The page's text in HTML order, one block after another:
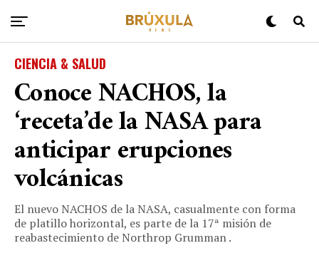
CIENCIA & SALUD
Conoce NACHOS, la
‘receta’de la NASA para
anticipar erupciones
volcánicas
El nuevo NACHOS de la NASA, casualmente con forma
de platillo horizontal, es parte de la 17ª misión de
reabastecimiento de Northrop Grumman .